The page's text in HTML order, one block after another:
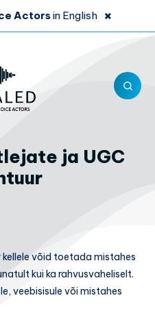
Actorsin English ×
ja UGC
võid toetada mistahes
kui ka rahvusvaheliselt.
veebisisule või mistahes